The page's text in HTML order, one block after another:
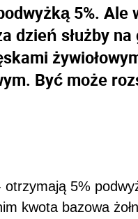
5%.
dzień służby
Być może
otrzymają 5%
kwota bazowa